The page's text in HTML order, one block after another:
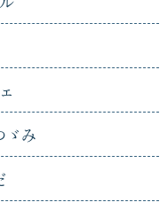
ゞみ